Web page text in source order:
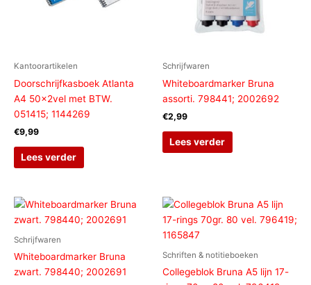
Kantoorartikelen
Doorschrijfkasboek Atlanta
A4 50x2vel met BTW.
051415; 1144269
€9,99
Lees verder
Schrijfwaren
Whiteboardmarker Bruna
assorti. 798441; 2002692
€2,99
Lees verder
Schrijfwaren
Whiteboardmarker Bruna
zwart. 798440; 2002691
Schriften & notitieboeken
Collegeblok Bruna A5 lijn 17-